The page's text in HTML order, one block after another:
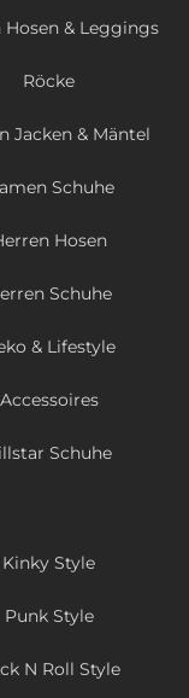
Hosen & Leggings
Röcke
Jacken & Mäntel
Schuhe
Hosen
Schuhe
& Lifestyle
Accessoires
Schuhe
Kinky Style
Punk Style
N Roll Style